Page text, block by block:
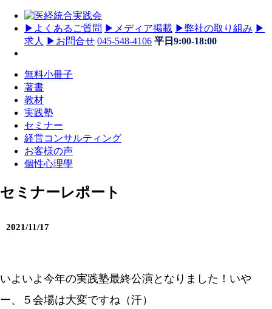
▶ よくあるご質問 ▶ メディア掲載 ▶弊社の取り組み ▶
求人
▶ お問合せ 045-548-4106 平日9:00-18:00
無料小冊子
著書
教材
実践塾
セミナー
経営コンサルティング
お客様の声
個性心理學
セミナーレポート
2021/11/17
いよいよ今年の実践塾最終公演となりました！いや
ー、５会場は大変ですね（汗）